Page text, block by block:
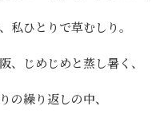
私ひとりで草むしり。
、じめじめと蒸し暑く、
の繰り返しの中、